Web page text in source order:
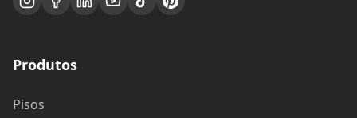
Produtos
Pisos